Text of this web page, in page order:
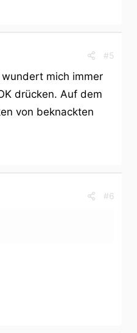
#5
mich immer
drücken. Auf dem
von beknackten
#6